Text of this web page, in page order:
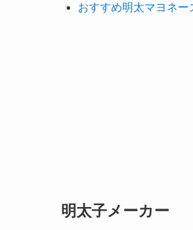
おすすめ明太マヨネー
明太子メーカー